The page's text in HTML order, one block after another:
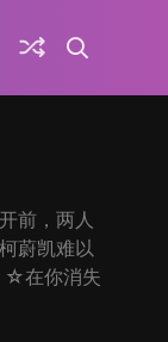
前，两人
蔚凯难以
☆在你消失